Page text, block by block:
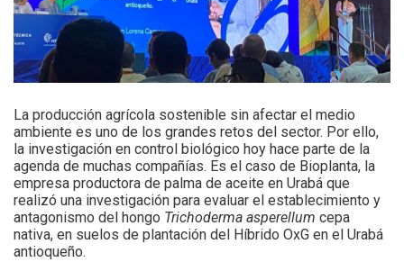
La producción agrícola sostenible sin afectar el medio
ambiente es uno de los grandes retos del sector. Por ello,
la investigación en control biológico hoy hace parte de la
agenda de muchas compañías. Es el caso de Bioplanta, la
empresa productora de palma de aceite en Urabá que
realizó una investigación para evaluar el establecimiento y
antagonismo del hongo Trichoderma asperellum cepa
nativa, en suelos de plantación del Híbrido OxG en el Urabá
antioqueño.